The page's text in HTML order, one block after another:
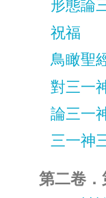
形態論
祝福
鳥瞰聖
對三一
論三一
三一神
第二卷